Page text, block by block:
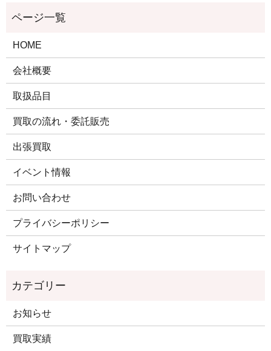
HOME
会社概要
取扱品目
買取の流れ・委託販売
出張買取
イベント情報
お問い合わせ
プライバシーポリシー
サイトマップ
お知らせ
買取実績